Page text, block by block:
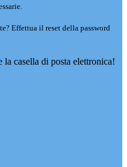
Effettua il reset della password
casella di posta elettronica!